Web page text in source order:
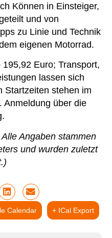
Können in Einsteiger,
und von
zu Linie und Technik
eigenen Motorrad.
Euro; Transport,
lassen sich
Startzeiten stehen im
Anmeldung über die
Angaben stammen
und wurden zuletzt
Calendar + ICal Export